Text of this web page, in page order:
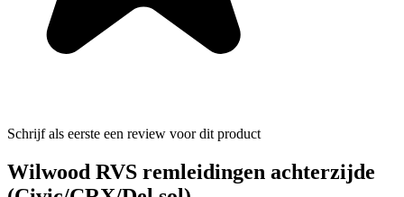
Schrijf als eerste een review voor dit product
Wilwood RVS remleidingen achterzijde